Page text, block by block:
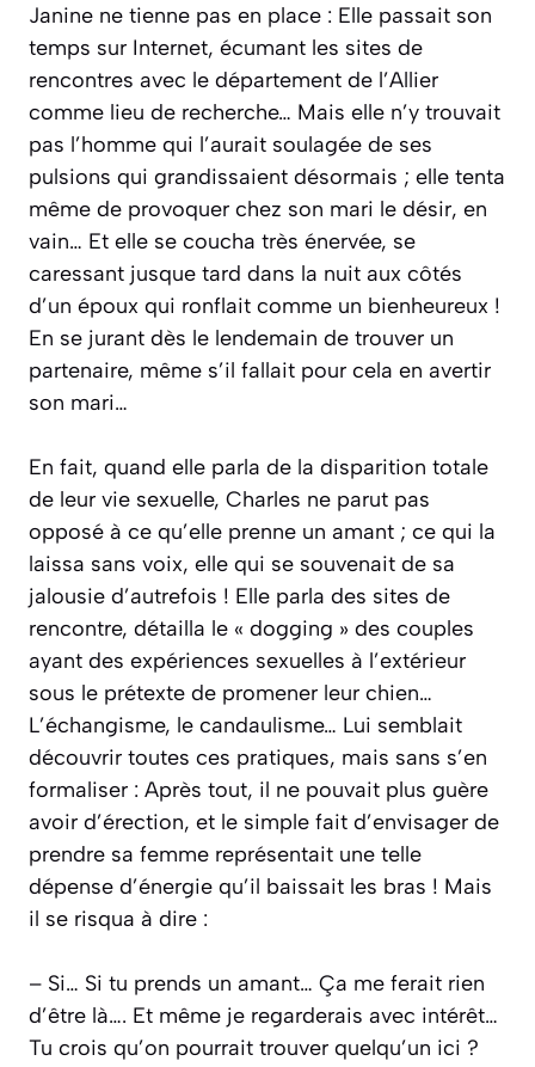
Janine ne tienne pas en place : Elle passait son
temps sur Internet, écumant les sites de
rencontres avec le département de l’Allier
comme lieu de recherche… Mais elle n’y trouvait
pas l’homme qui l’aurait soulagée de ses
pulsions qui grandissaient désormais ; elle tenta
même de provoquer chez son mari le désir, en
vain… Et elle se coucha très énervée, se
caressant jusque tard dans la nuit aux côtés
d’un époux qui ronflait comme un bienheureux !
En se jurant dès le lendemain de trouver un
partenaire, même s’il fallait pour cela en avertir
son mari…
En fait, quand elle parla de la disparition totale
de leur vie sexuelle, Charles ne parut pas
opposé à ce qu’elle prenne un amant ; ce qui la
laissa sans voix, elle qui se souvenait de sa
jalousie d’autrefois ! Elle parla des sites de
rencontre, détailla le « dogging » des couples
ayant des expériences sexuelles à l’extérieur
sous le prétexte de promener leur chien…
L’échangisme, le candaulisme… Lui semblait
découvrir toutes ces pratiques, mais sans s’en
formaliser : Après tout, il ne pouvait plus guère
avoir d’érection, et le simple fait d’envisager de
prendre sa femme représentait une telle
dépense d’énergie qu’il baissait les bras ! Mais
il se risqua à dire :
– Si… Si tu prends un amant… Ça me ferait rien
d’être là…. Et même je regarderais avec intérêt…
Tu crois qu’on pourrait trouver quelqu’un ici ?